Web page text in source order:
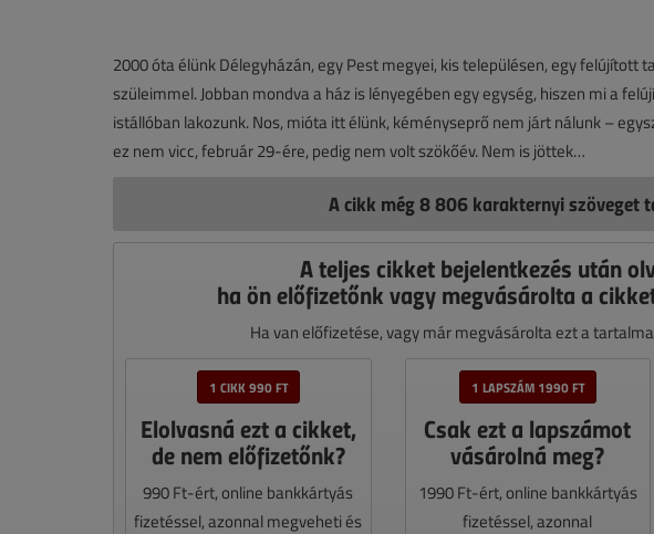
2000 óta élünk Délegyházán, egy Pest megyei, kis településen, egy felújított
szüleimmel. Jobban mondva a ház is lényegében egy egység, hiszen mi a
istállóban lakozunk. Nos, mióta itt élünk, kéményseprő nem járt nálunk –
ez nem vicc, február 29-ére, pedig nem volt szökőév. Nem is jöttek…
A cikk még 8 806 karakternyi szöveget
A teljes cikket bejelentkezés után
ha ön előfizetőnk vagy megvásárolta a
Ha van előfizetése, vagy már megvásárolta ezt a
1 CIKK 990 FT
Elolvasná ezt a cikket,
de nem előfizetőnk?
990 Ft-ért, online bankkártyás
fizetéssel, azonnal megveheti és
1 LAPSZÁM 1990 FT
Csak ezt a lapszámot
vásárolná meg?
1990 Ft-ért, online bankkártyás
fizetéssel, azonnal